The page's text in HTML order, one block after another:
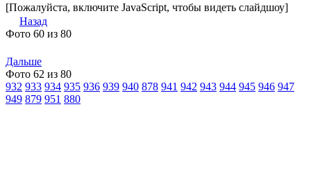
[Пожалуйста, включите JavaScript, чтобы видеть слайдшоу]
Назад
Фото 60 из 80
Дальше
Фото 62 из 80
932 933 934 935 936 939 940 878 941 942 943 944 945 946 947
949 879 951 880